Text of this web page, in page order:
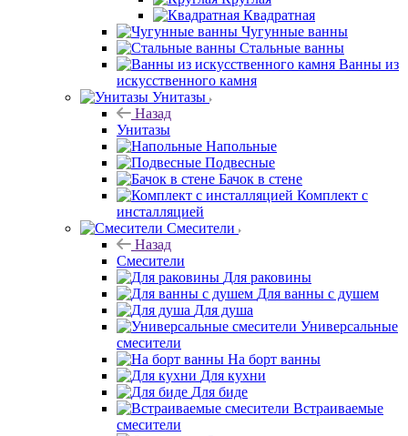
Квадратная
Чугунные ванны
Стальные ванны
Ванны из
искусственного камня
Унитазы
Назад
Унитазы
Напольные
Подвесные
Бачок в стене
Комплект с
инсталляцией
Смесители
Назад
Смесители
Для раковины
Для ванны с душем
Для душа
Универсальные
смесители
На борт ванны
Для кухни
Для биде
Встраиваемые
смесители